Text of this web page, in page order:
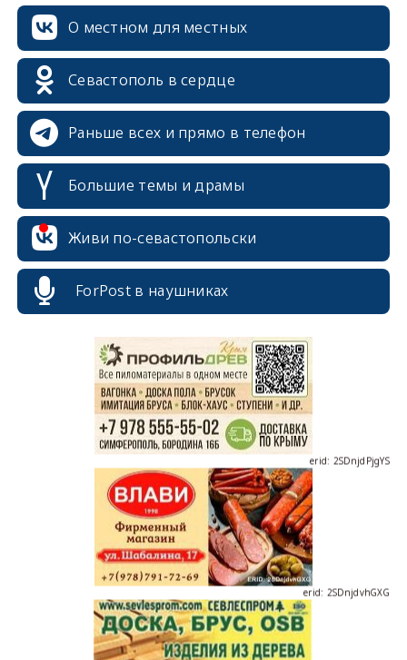
О местном для местных
Севастополь в сердце
Раньше всех и прямо в телефон
Большие темы и драмы
Живи по-севастопольски
ForPost в наушниках
erid: 2SDnjcrDNw6
erid: 2SDnjdPjgYS
erid: 2SDnjdvhGXG